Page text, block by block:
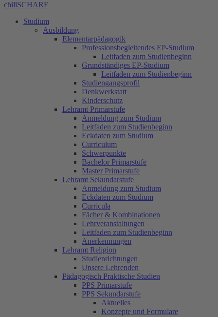
chiliSCHARF
Studium
Ausbildung
Elementarpädagogik
Professionsbegleitendes EP-Studium
Leitfaden zum Studienbeginn
Grundständiges EP-Studium
Leitfaden zum Studienbeginn
Studiengangsprofil
Denkwerkstatt
Kinderschutz
Lehramt Primarstufe
Anmeldung zum Studium
Leitfaden zum Studienbeginn
Eckdaten zum Studium
Curriculum
Schwerpunkte
Bachelor Primarstufe
Master Primarstufe
Lehramt Sekundarstufe
Anmeldung zum Studium
Eckdaten zum Studium
Curricula
Fächer & Kombinationen
Lehrveranstaltungen
Leitfaden zum Studienbeginn
Anerkennungen
Lehramt Religion
Studienrichtungen
Unsere Lehrenden
Pädagogisch Praktische Studien
PPS Primarstufe
PPS Sekundarstufe
Aktuelles
Konzepte und Formulare